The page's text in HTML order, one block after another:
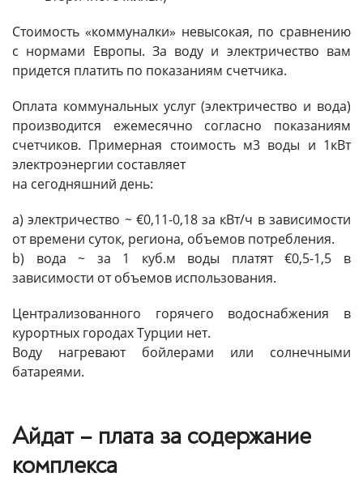
Стоимость «коммуналки» невысокая, по сравнению
с нормами Европы. За воду и электричество вам
придется платить по показаниям счетчика.
Оплата коммунальных услуг (электричество и вода)
производится ежемесячно согласно показаниям
счетчиков. Примерная стоимость м3 воды и 1кВт
электроэнергии составляет
на сегодняшний день:
a) электричество ~ €0,11-0,18 за кВт/ч в зависимости
от времени суток, региона, объемов потребления.
b) вода ~ за 1 куб.м воды платят €0,5-1,5 в
зависимости от объемов использования.
Централизованного горячего водоснабжения в
курортных городах Турции нет.
Воду нагревают бойлерами или солнечными
батареями.
Айдат – плата за содержание
комплекса